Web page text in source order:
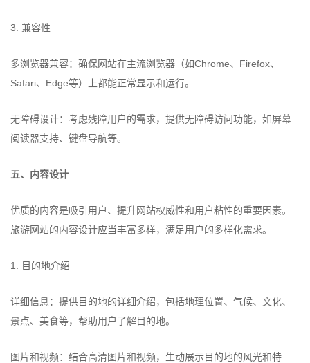
3. 兼容性
多浏览器兼容：确保网站在主流浏览器（如Chrome、Firefox、
Safari、Edge等）上都能正常显示和运行。
无障碍设计：考虑残障用户的需求，提供无障碍访问功能，如屏幕
阅读器支持、键盘导航等。
五、内容设计
优质的内容是吸引用户、提升网站权威性和用户粘性的重要因素。
旅游网站的内容设计应当丰富多样，满足用户的多样化需求。
1. 目的地介绍
详细信息：提供目的地的详细介绍，包括地理位置、气候、文化、
景点、美食等，帮助用户了解目的地。
图片和视频：结合高清图片和视频，生动展示目的地的风光和特